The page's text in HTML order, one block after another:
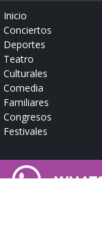
Inicio
Conciertos
Deportes
Teatro
Culturales
Comedia
Familiares
Congresos
Festivales